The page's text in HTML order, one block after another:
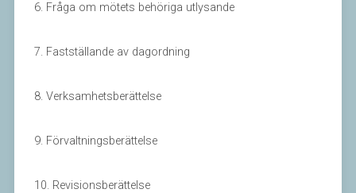
6. Fråga om mötets behöriga utlysande
7. Fastställande av dagordning
8. Verksamhetsberättelse
9. Förvaltningsberättelse
10. Revisionsberättelse